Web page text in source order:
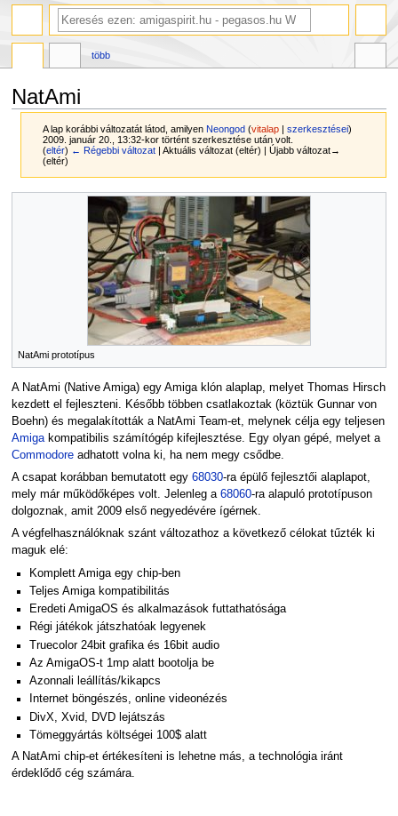
NatAmi
A lap korábbi változatát látod, amilyenNeongod (vitalap |szerkesztései)
2009. január 20., 13:32-kor történt szerkesztése után volt.
(eltér) ← Régebbi változat | Aktuális változat (eltér) | Újabb változat→
(eltér)
NatAmi prototípus
A NatAmi (Native Amiga) egy Amiga klón alaplap, melyet Thomas Hirsch
kezdett el fejleszteni. Később többen csatlakoztak (köztük Gunnar von
Boehn) és megalakították a NatAmi Team-et, melynek célja egy teljesen
Amigakompatibilis számítógép kifejlesztése. Egy olyan gépé, melyet a
Commodoreadhatott volna ki, ha nem megy csődbe.
A csapat korábban bemutatott egy 68030-ra épülő fejlesztői alaplapot,
mely már működőképes volt. Jelenleg a 68060-ra alapuló prototípuson
dolgoznak, amit 2009 első negyedévére ígérnek.
A végfelhasználóknak szánt változathoz a következő célokat tűzték ki
maguk elé:
Komplett Amiga egy chip-ben
Teljes Amiga kompatibilitás
Eredeti AmigaOS és alkalmazások futtathatósága
Régi játékok játszhatóak legyenek
Truecolor 24bit grafika és 16bit audio
Az AmigaOS-t 1mp alatt bootolja be
Azonnali leállítás/kikapcs
Internet böngészés, online videonézés
DivX, Xvid, DVD lejátszás
Tömeggyártás költségei 100$ alatt
A NatAmi chip-et értékesíteni is lehetne más, a technológia iránt
érdeklődő cég számára.
több